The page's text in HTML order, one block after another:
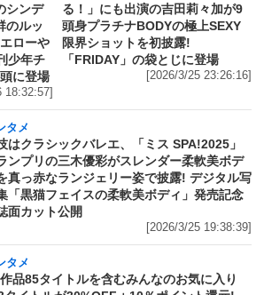
シンデ
のルッ
ローや
少年チ
に登場
18:32:57]
る！」にも出演の吉田莉々加が9
頭身プラチナBODYの極上SEXY
限界ショットを初披露!
「FRIDAY」の袋とじに登場
[2026/3/25 23:26:16]
タメ
はクラシックバレエ、「ミス SPA!2025」
ンプリの三木優彩がスレンダー柔軟美ボデ
真っ赤なランジェリー姿で披露! デジタル写
「黒猫フェイスの柔軟美ボディ」発売記念
面カット公開
[2026/3/25 19:38:39]
タメ
品85タイトルを含むみんなのお気に入り